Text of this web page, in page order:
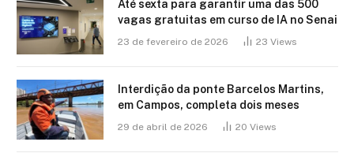
Até sexta para garantir uma das 500
vagas gratuitas em curso de IA no Senai
23 de fevereiro de 2026 23 Views
Interdição da ponte Barcelos Martins,
em Campos, completa dois meses
29 de abril de 2026 20 Views